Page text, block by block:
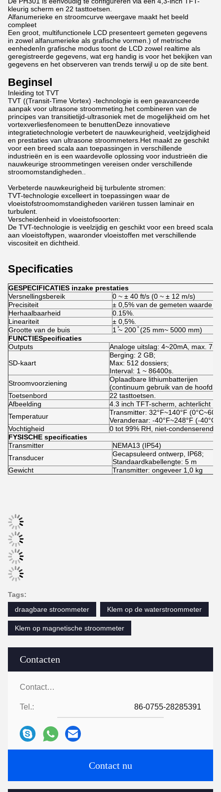
kleurig scherm en 22 tasttoetsen.
Alfanumerieke en stroomcurve weergave maakt het beeld
compleet
Een groot, multifunctionele LCD presenteert gemeten gegevens
in zowel alfanumerieke als grafische vormen.) of metrische
eenhedenIn grafische modus toont de LCD zowel realtime als
geregistreerde gegevens, wat erg handig is voor het bekijken van
gegevens en het observeren van trends terwijl u op de site bent.
Beginsel
Inleiding tot TVT
TVT ((Transit-Time Vortex) -technologie is een geavanceerde
aanpak voor ultrasone stroommeting.het combineren van de
principes van transitietijd-ultrasoniek met de mogelijkheid om het
vortexverliesfenomeen te benuttenDeze innovatieve
integratietechnologie verbetert de nauwkeurigheid, veelzijdigheid
en prestaties van ultrasone stroommeters.Het maakt ze geschikt
voor een breed scala aan toepassingen in verschillende
industrieën en is een waardevolle oplossing voor industrieën die
nauwkeurige stroommetingen vereisen onder verschillende
stroomomstandigheden..
Verbeterde nauwkeurigheid bij turbulente stromen:
TVT-technologie excelleert in toepassingen waar de
vloeistofstroomomstandigheden variëren tussen laminair en
turbulent.
Verscheidenheid in vloeistofsoorten:
De TVT-technologie is veelzijdig en geschikt voor een breed scala
aan vloeistoftypen, waaronder vloeistoffen met verschillende
viscositeit en dichtheid.
Specificaties
GESPECIFICATIES inzake prestaties
Versnellingsbereik
0 ~ ± 40 ft/s (0 ~ ± 12 m/s)
Precisiteit
± 0,5% van de gemeten waarde
Herhaalbaarheid
0.15%.
Lineariteit
± 0,5%.
Grootte van de buis
1 ̊~ 200 ̊ (25 mm~ 5000 mm)
FUNCTIESpecificaties
Outputs
Analoge uitslag: 4~20mA, max.
Stroomvoorziening
Toetsenbord
Afbeelding
Temperatuur
Vochtigheid
FYSISCHE specificaties
Transmitter
Gewicht
Transmitter: ongeveer 1,0 kg